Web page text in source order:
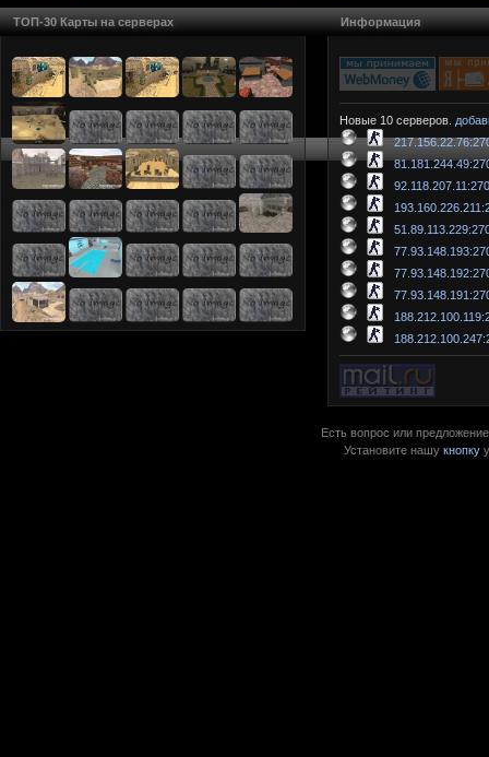
ТОП-30 Карты на серверах Информация
Новые 10 серверов.
Есть вопрос или
Установите нашукнопку